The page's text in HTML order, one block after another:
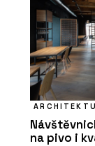
na pivo i